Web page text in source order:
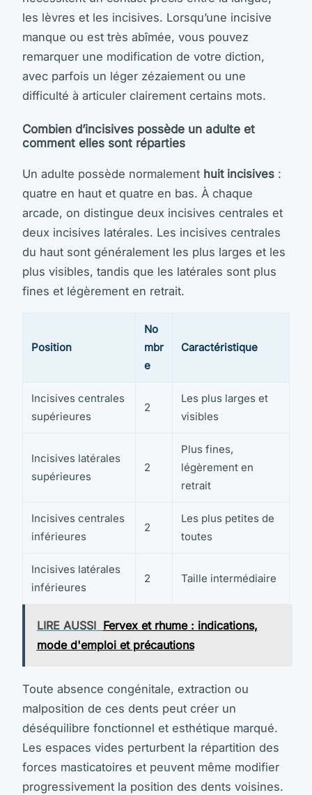
les lèvres et les incisives. Lorsqu’une incisive
manque ou est très abîmée, vous pouvez
remarquer une modification de votre diction,
avec parfois un léger zézaiement ou une
difficulté à articuler clairement certains mots.
Combien d’incisives possède un adulte et
comment elles sont réparties
Un adulte possède normalement huit incisives :
quatre en haut et quatre en bas. À chaque
arcade, on distingue deux incisives centrales et
deux incisives latérales. Les incisives centrales
du haut sont généralement les plus larges et les
plus visibles, tandis que les latérales sont plus
fines et légèrement en retrait.
Position
No
mbr
e
Caractéristique
Incisives centrales
supérieures
2
Les plus larges et
visibles
Incisives latérales
supérieures
2
Plus fines,
légèrement en
retrait
Incisives centrales
inférieures
2
Les plus petites de
toutes
Incisives latérales
inférieures
2 Taille intermédiaire
LIRE AUSSI Fervex et rhume : indications,
mode d'emploi et précautions
Toute absence congénitale, extraction ou
malposition de ces dents peut créer un
déséquilibre fonctionnel et esthétique marqué.
Les espaces vides perturbent la répartition des
forces masticatoires et peuvent même modifier
progressivement la position des dents voisines.